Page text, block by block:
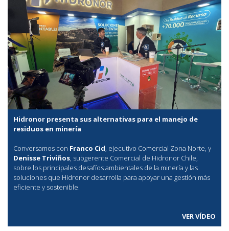
Hidronor presenta sus alternativas para el manejo de
residuos en minería
Conversamos con Franco Cid, ejecutivo Comercial Zona Norte, y
Denisse Triviños, subgerente Comercial de Hidronor Chile,
sobre los principales desafíos ambientales de la minería y las
soluciones que Hidronor desarrolla para apoyar una gestión más
eficiente y sostenible.
VER VÍDEO